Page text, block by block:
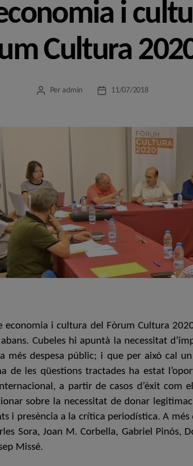
i
Cultura
Autor
Per admin
Data11/07/2018
economia i cultura del Fòrum Cultura
Cubeles hi apuntà la necessitat
més despesa públic; i que per això cal
de les qüestions tractades ha estat
a partir de casos d’èxit com
sobre la necessitat de donar
i presència a la crítica periodística. A
Sora, Joan M. Corbella, Gabriel Pinós,
Missé.